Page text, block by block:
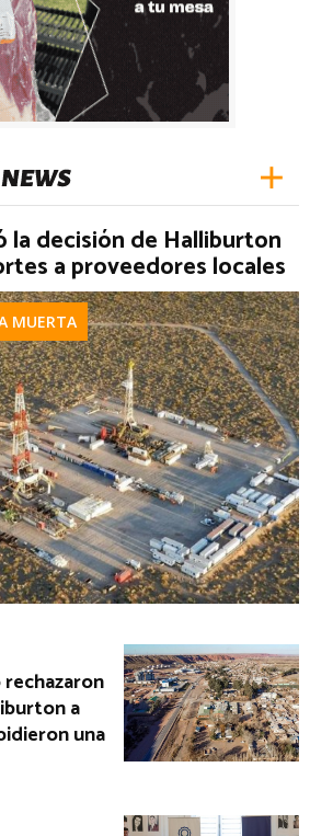
la decisión de Halliburton
a proveedores locales
MUERTA
a
una